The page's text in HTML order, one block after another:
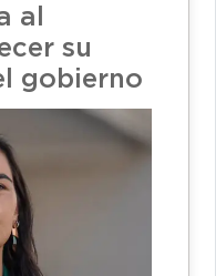
al
su
gobierno